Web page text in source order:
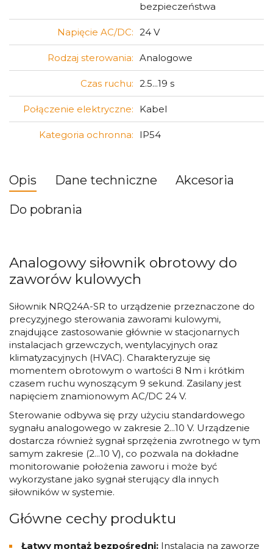
bezpieczeństwa
Napięcie AC/DC: 24 V
Rodzaj sterowania: Analogowe
Czas ruchu: 2.5...19 s
Połączenie elektryczne: Kabel
Kategoria ochronna: IP54
Opis Dane techniczne
Akcesoria
Do pobrania
Analogowy siłownik obrotowy do
zaworów kulowych
Siłownik NRQ24A-SR to urządzenie przeznaczone do
precyzyjnego sterowania zaworami kulowymi,
znajdujące zastosowanie głównie w stacjonarnych
instalacjach grzewczych, wentylacyjnych oraz
klimatyzacyjnych (HVAC). Charakteryzuje się
momentem obrotowym o wartości 8 Nm i krótkim
czasem ruchu wynoszącym 9 sekund. Zasilany jest
napięciem znamionowym AC/DC 24 V.
Sterowanie odbywa się przy użyciu standardowego
sygnału analogowego w zakresie 2...10 V. Urządzenie
dostarcza również sygnał sprzężenia zwrotnego w tym
samym zakresie (2...10 V), co pozwala na dokładne
monitorowanie położenia zaworu i może być
wykorzystane jako sygnał sterujący dla innych
siłowników w systemie.
Główne cechy produktu
Łatwy montaż bezpośredni: Instalacja na zaworze